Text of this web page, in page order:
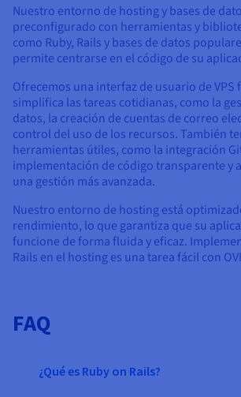
Nuestro entorno de hosting y bases de
preconfigurado con herramientas y
como Ruby, Rails y bases de datos
permite centrarse en el código de su
Ofrecemos una interfaz de usuario de VPS
simplifica las tareas cotidianas, como la
datos, la creación de cuentas de correo
control del uso de los recursos. También
herramientas útiles, como la integración
implementación de código transparente y
una gestión más avanzada.
Nuestro entorno de hosting está
rendimiento, lo que garantiza que su
funcione de forma fluida y eficaz.
Rails en el hosting es una tarea fácil con
FAQ
¿Qué es Ruby on Rails?